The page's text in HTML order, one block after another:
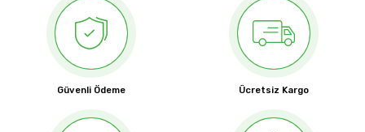
Güvenli Ödeme Ücretsiz Kargo